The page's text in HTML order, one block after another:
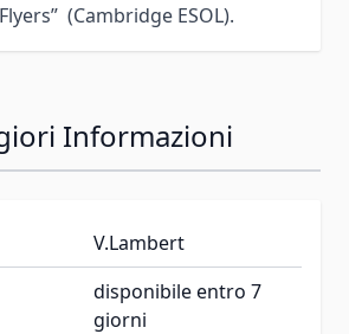
(Cambridge ESOL).
Informazioni
V.Lambert
disponibile entro 7
giorni